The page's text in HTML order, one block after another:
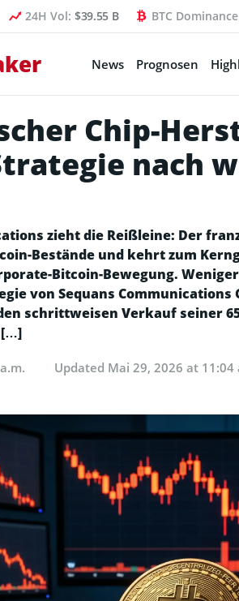
24H Vol: $39.55 B BTC
News Prognosen
Chip-
nach
zieht die Reißleine: Der
Bestände und kehrt zum
Bitcoin-Bewegung.
von Sequans Communications
schrittweisen Verkauf seiner
[…]
Updated Mai 29, 2026 at 11:04